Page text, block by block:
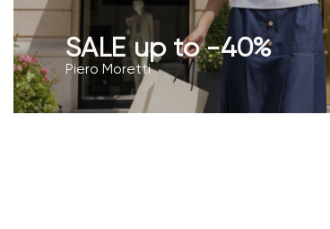
SALE up to -40%
Piero Moretti